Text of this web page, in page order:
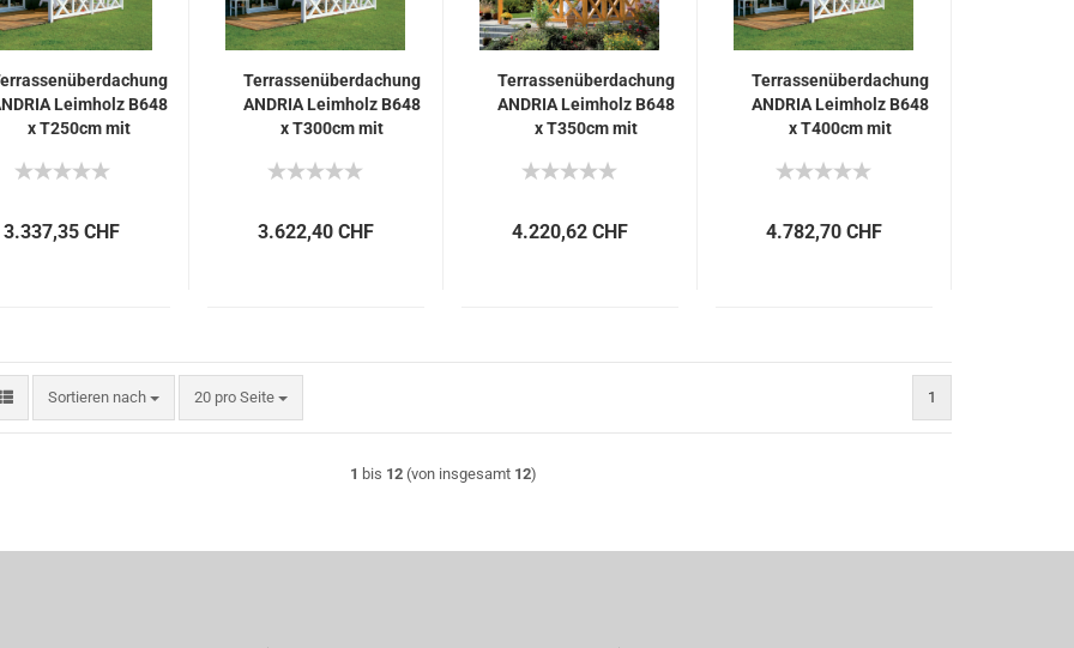
Leimholz B648
x T250cm mit
3.337,35 CHF
Terrassenüberdachung
ANDRIA Leimholz B648
x T300cm mit
3.622,40 CHF
Terrassenüberdachung
ANDRIA Leimholz B648
x T350cm mit
4.220,62 CHF
Terrassenüberdachung
ANDRIA Leimholz B648
x T400cm mit
4.782,70 CHF
Sortieren nach
Sortieren nach 20 pro Seite
pro Seite 1
1 bis 12 (von insgesamt 12)